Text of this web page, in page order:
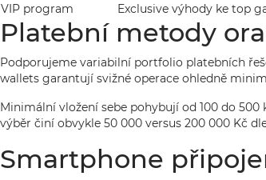
VIP program
Exclusive výhody ke top
Platební metody
Podporujeme variabilní portfolio platebních
wallets garantují svižné operace ohledně
Minimální vložení sebe pohybují od 100 do
výběr činí obvykle 50 000 versus 200 000 Kč
Smartphone